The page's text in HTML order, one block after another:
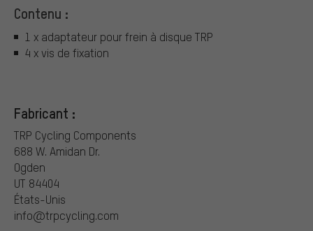
Contenu :
1 x adaptateur pour frein à disque TRP
4 x vis de fixation
Fabricant :
TRP Cycling Components
688 W. Amidan Dr.
Ogden
UT 84404
États-Unis
info@trpcycling.com